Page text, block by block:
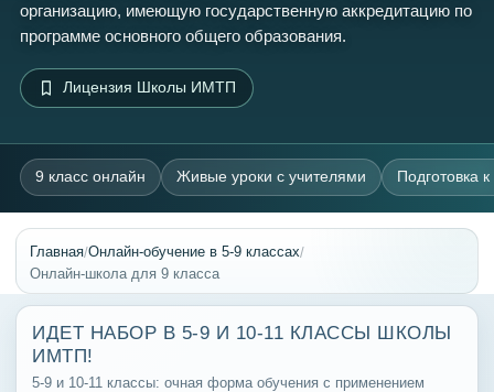
организацию, имеющую государственную аккредитацию по
программе основного общего образования.
Лицензия Школы ИМТП
9 класс онлайн Живые уроки с учителями Подготовка
Главная/Онлайн-обучение в 5-9 классах/
Онлайн-школа для 9 класса
ИДЕТ НАБОР В 5-9 И 10-11 КЛАССЫ ШКОЛЫ
ИМТП!
5-9 и 10-11 классы: очная форма обучения с применением